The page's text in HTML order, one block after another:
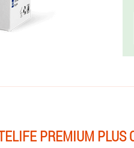
PREMIUM